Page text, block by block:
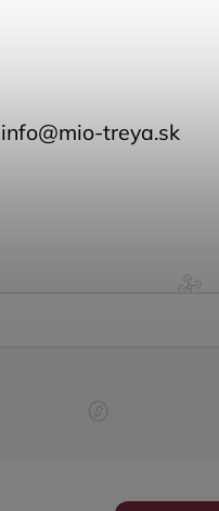
info@mio-treya.sk